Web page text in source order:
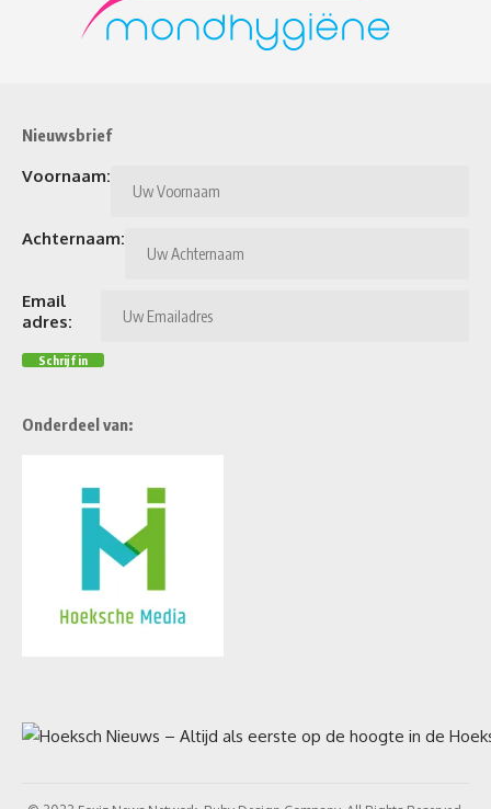
Nieuwsbrief
Voornaam:
Achternaam:
Email
adres:
Onderdeel van: